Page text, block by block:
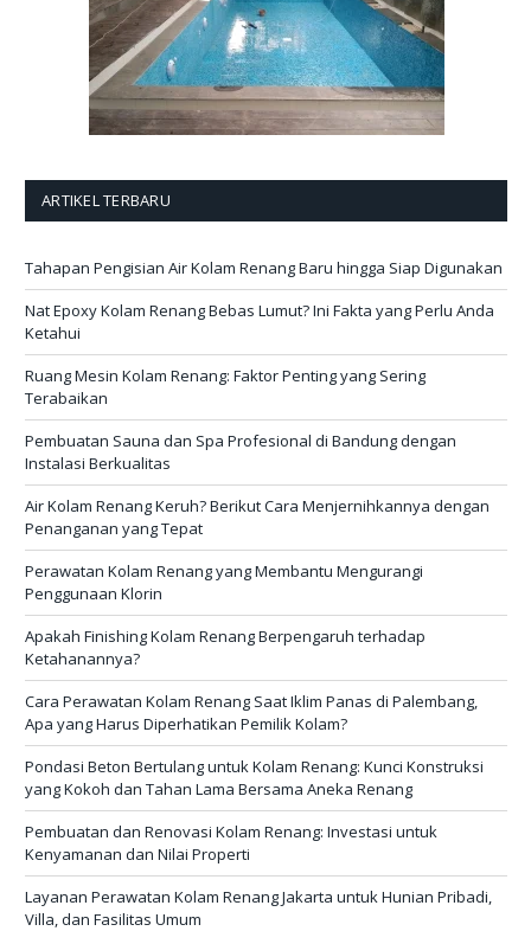
ARTIKEL TERBARU
Tahapan Pengisian Air Kolam Renang Baru hingga Siap Digunakan
Nat Epoxy Kolam Renang Bebas Lumut? Ini Fakta yang Perlu Anda
Ketahui
Ruang Mesin Kolam Renang: Faktor Penting yang Sering
Terabaikan
Pembuatan Sauna dan Spa Profesional di Bandung dengan
Instalasi Berkualitas
Air Kolam Renang Keruh? Berikut Cara Menjernihkannya dengan
Penanganan yang Tepat
Perawatan Kolam Renang yang Membantu Mengurangi
Penggunaan Klorin
Apakah Finishing Kolam Renang Berpengaruh terhadap
Ketahanannya?
Cara Perawatan Kolam Renang Saat Iklim Panas di Palembang,
Apa yang Harus Diperhatikan Pemilik Kolam?
Pondasi Beton Bertulang untuk Kolam Renang: Kunci Konstruksi
yang Kokoh dan Tahan Lama Bersama Aneka Renang
Pembuatan dan Renovasi Kolam Renang: Investasi untuk
Kenyamanan dan Nilai Properti
Layanan Perawatan Kolam Renang Jakarta untuk Hunian Pribadi,
Villa, dan Fasilitas Umum